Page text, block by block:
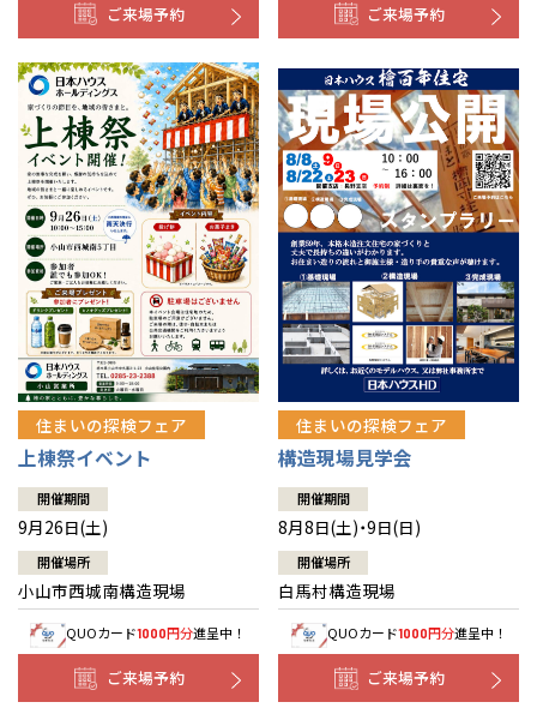
ご来場予約 ご来場予約
住まいの探検フェア
上棟祭イベント
開催期間
9月26日(土)
開催場所
小山市西城南構造現場
QUOカード1000円分進呈中！
ご来場予約
住まいの探検フェア
構造現場見学会
開催期間
8月8日(土)・9日(日)
開催場所
白馬村構造現場
QUOカード1000円分進呈中！
ご来場予約